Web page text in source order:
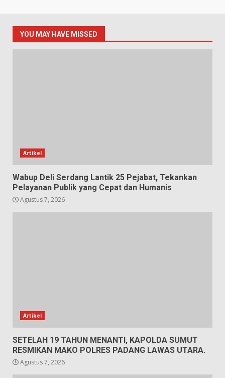
YOU MAY HAVE MISSED
Artikel
Wabup Deli Serdang Lantik 25 Pejabat, Tekankan
Pelayanan Publik yang Cepat dan Humanis
Agustus 7, 2026
Artikel
SETELAH 19 TAHUN MENANTI, KAPOLDA SUMUT
RESMIKAN MAKO POLRES PADANG LAWAS UTARA.
Agustus 7, 2026